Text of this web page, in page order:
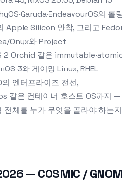
의 롤
Apple Silicon 안착, 그리고
Onyx와 Project
2 Orchid 같은
3와 게이밍 Linux, RHEL
의 엔터프라이즈 전선,
같은 컨테이너 호스트 OS까지 —
체를 누가 무엇을 골라야 하는
— COSMIC /